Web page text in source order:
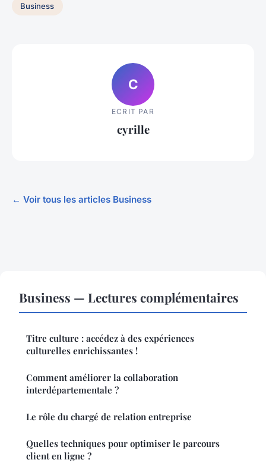
Business
C
ECRIT PAR
cyrille
← Voir tous les articles Business
Business — Lectures complémentaires
Titre culture : accédez à des expériences
culturelles enrichissantes !
Comment améliorer la collaboration
interdépartementale ?
Le rôle du chargé de relation entreprise
Quelles techniques pour optimiser le parcours
client en ligne ?